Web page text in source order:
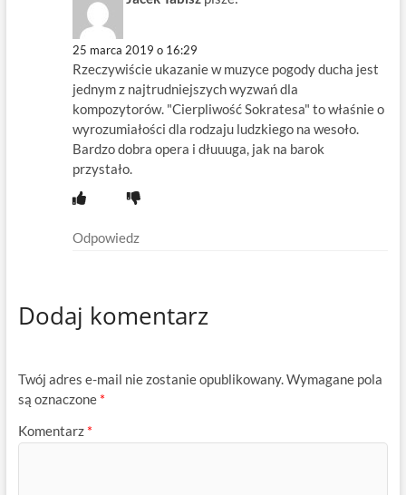
25 marca 2019 o 16:29
Rzeczywiście ukazanie w muzyce pogody ducha jest
jednym z najtrudniejszych wyzwań dla
kompozytorów. "Cierpliwość Sokratesa" to właśnie o
wyrozumiałości dla rodzaju ludzkiego na wesoło.
Bardzo dobra opera i dłuuuga, jak na barok
przystało.
Odpowiedz
Dodaj komentarz
Twój adres e-mail nie zostanie opublikowany.Wymagane pola
są oznaczone *
Komentarz *